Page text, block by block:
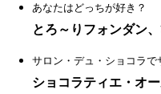
あなたはどっちが好き？
とろ～りフォンダン
サロン・デュ・ショコラで
ショコラティエ・オ